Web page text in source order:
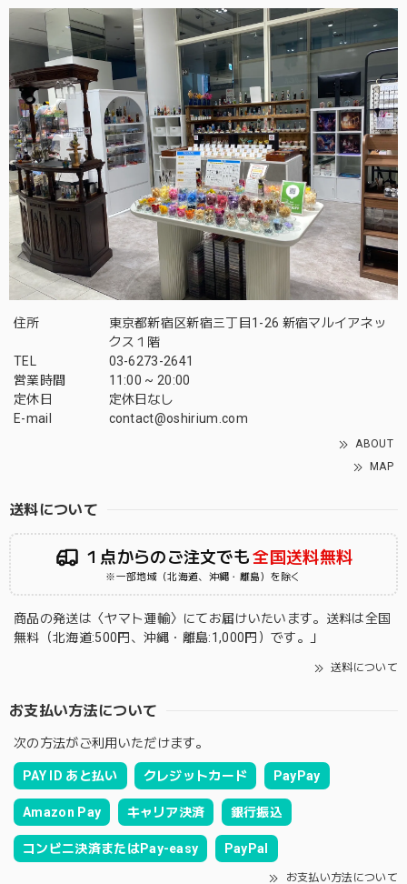
住所
東京都新宿区新宿三丁目1-26 新宿マルイアネッ
クス１階
TEL
03-6273-2641
営業時間
11:00 ~ 20:00
定休日
定休日なし
E-mail
contact@oshirium.com
ABOUT
MAP
送料について
１点からのご注文でも 全国送料無料
※一部地域（北海道、沖縄・離島）を除く
商品の発送は〈ヤマト運輸〉にてお届けいたいます。送料は全国
無料（北海道:500円、沖縄・離島:1,000円）です。」
送料について
お支払い方法について
次の方法がご利用いただけます。
PAY ID あと払い クレジットカード PayPay
Amazon Pay キャリア決済 銀行振込
コンビニ決済またはPay-easy PayPal
お支払い方法について